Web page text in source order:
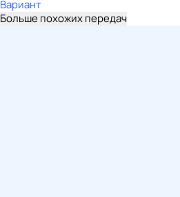
Вариант
Больше похожих передач